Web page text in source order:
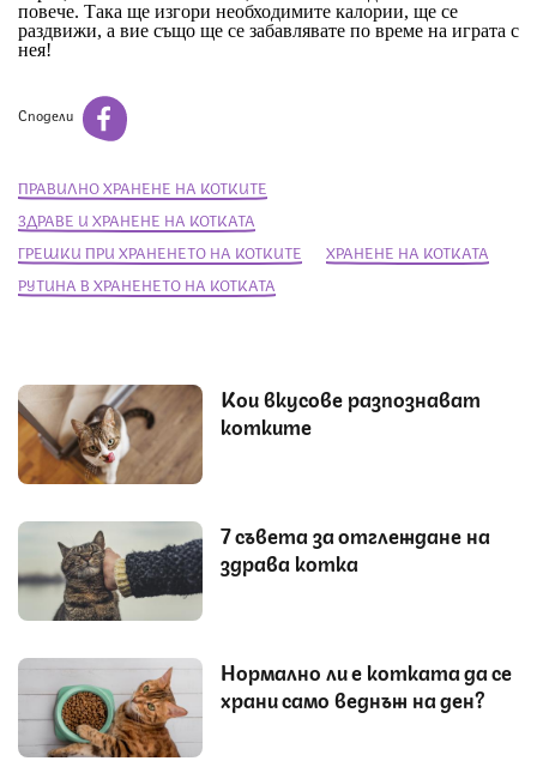
повече. Така ще изгори необходимите калории, ще се
раздвижи, а вие също ще се забавлявате по време на играта с
нея!
Сподели
ПРАВИЛНО ХРАНЕНЕ НА КОТКИТЕ
ЗДРАВЕ И ХРАНЕНЕ НА КОТКАТА
ГРЕШКИ ПРИ ХРАНЕНЕТО НА КОТКИТЕ
ХРАНЕНЕ НА КОТКАТА
РУТИНА В ХРАНЕНЕТО НА КОТКАТА
Кои вкусове разпознават
котките
7 съвета за отглеждане на
здрава котка
Нормално ли е котката да се
храни само веднъж на ден?